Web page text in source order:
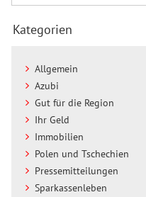
Kategorien
Allgemein
Azubi
Gut für die Region
Ihr Geld
Immobilien
Polen und Tschechien
Pressemitteilungen
Sparkassenleben